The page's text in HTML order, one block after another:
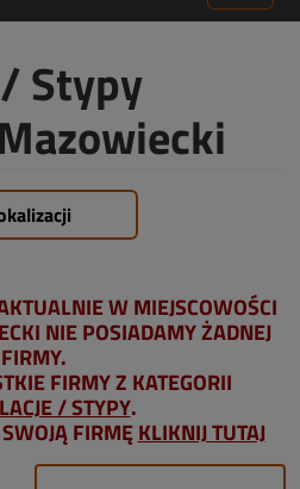
Stypy
W MIEJSCOWOŚCI
NIE POSIADAMY ŻADNEJ
FIRMY.
FIRMY Z KATEGORII
/ STYPY.
FIRMĘKLIKNIJ TUTAJ